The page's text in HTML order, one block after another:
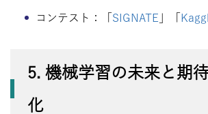
コンテスト：「 SIGNATE
5. 機械学習の未来と期
化